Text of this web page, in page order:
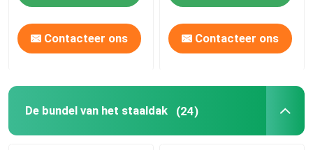
Contacteer ons Contacteer ons
De bundel van het staaldak (24)